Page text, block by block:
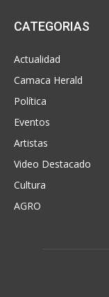
CATEGORIAS
Actualidad
Camaca Herald
Política
Eventos
Artistas
Video Destacado
Cultura
AGRO